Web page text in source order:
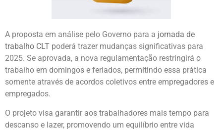
A proposta em análise pelo Governo para a jornada de
trabalho CLT poderá trazer mudanças significativas para
2025. Se aprovada, a nova regulamentação restringirá o
trabalho em domingos e feriados, permitindo essa prática
somente através de acordos coletivos entre empregadores e
empregados.
O projeto visa garantir aos trabalhadores mais tempo para
descanso e lazer, promovendo um equilíbrio entre vida